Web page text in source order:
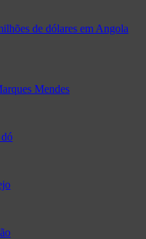
de dólares em Angola
Mendes